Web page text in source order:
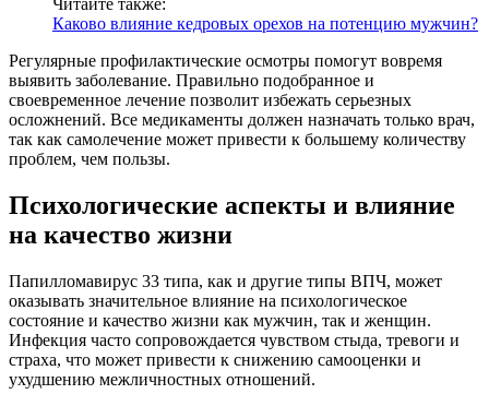
Каково влияние кедровых орехов на потенцию мужчин?
Регулярные профилактические осмотры помогут вовремя
выявить заболевание. Правильно подобранное и
своевременное лечение позволит избежать серьезных
осложнений. Все медикаменты должен назначать только врач,
так как самолечение может привести к большему количеству
проблем, чем пользы.
Психологические аспекты и влияние
на качество жизни
Папилломавирус 33 типа, как и другие типы ВПЧ, может
оказывать значительное влияние на психологическое
состояние и качество жизни как мужчин, так и женщин.
Инфекция часто сопровождается чувством стыда, тревоги и
страха, что может привести к снижению самооценки и
ухудшению межличностных отношений.